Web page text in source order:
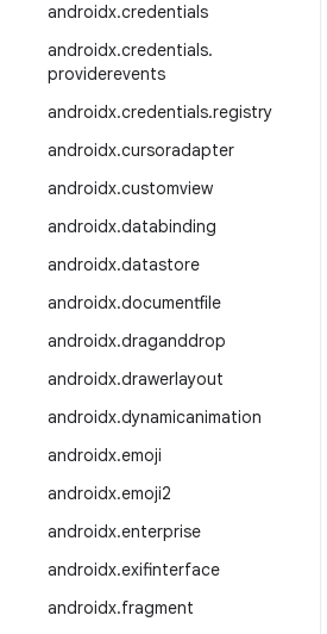
androidx.credentials
androidx.credentials.
providerevents
androidx.credentials.registry
androidx.cursoradapter
androidx.customview
androidx.databinding
androidx.datastore
androidx.documentfile
androidx.draganddrop
androidx.drawerlayout
androidx.dynamicanimation
androidx.emoji
androidx.emoji2
androidx.enterprise
androidx.exifinterface
androidx.fragment